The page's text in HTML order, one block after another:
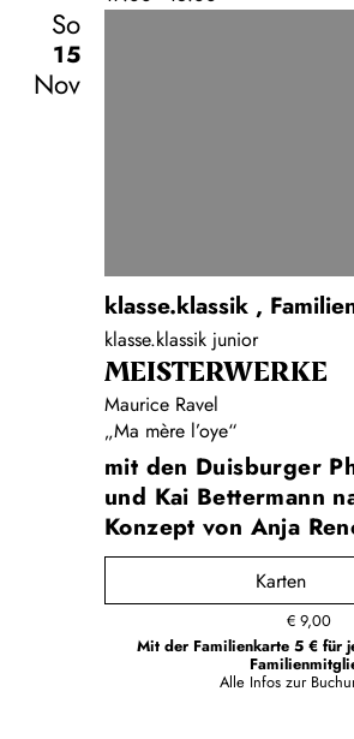
So
15
Nov
klasse.klassik ,
klasse.klassik junior
MEISTERWERKE
Maurice Ravel
„Ma mère l’oye“
mit den Duisburger
und Kai Bettermann
Konzept von Anja
Karten
€ 9,00
Mit der Familienkarte 5 € für
Alle Infos zur